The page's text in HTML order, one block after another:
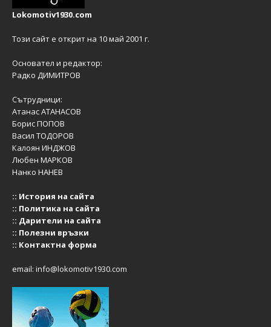
Lokomotiv1930.com
Този сайт е открит на 10 май 2001 г.
Основател и редактор:
Радко ДИМИТРОВ
Сътрудници:
Атанас АТАНАСОВ
Борис ПОПОВ
Васил ТОДОРОВ
Калоян ИНДЖОВ
Любен МАРКОВ
Нанко НАНЕВ
:: История на сайта
:: Политика на сайта
:: Дарители на сайта
:: Полезни връзки
:: Контактна форма
email: info@lokomotiv1930.com